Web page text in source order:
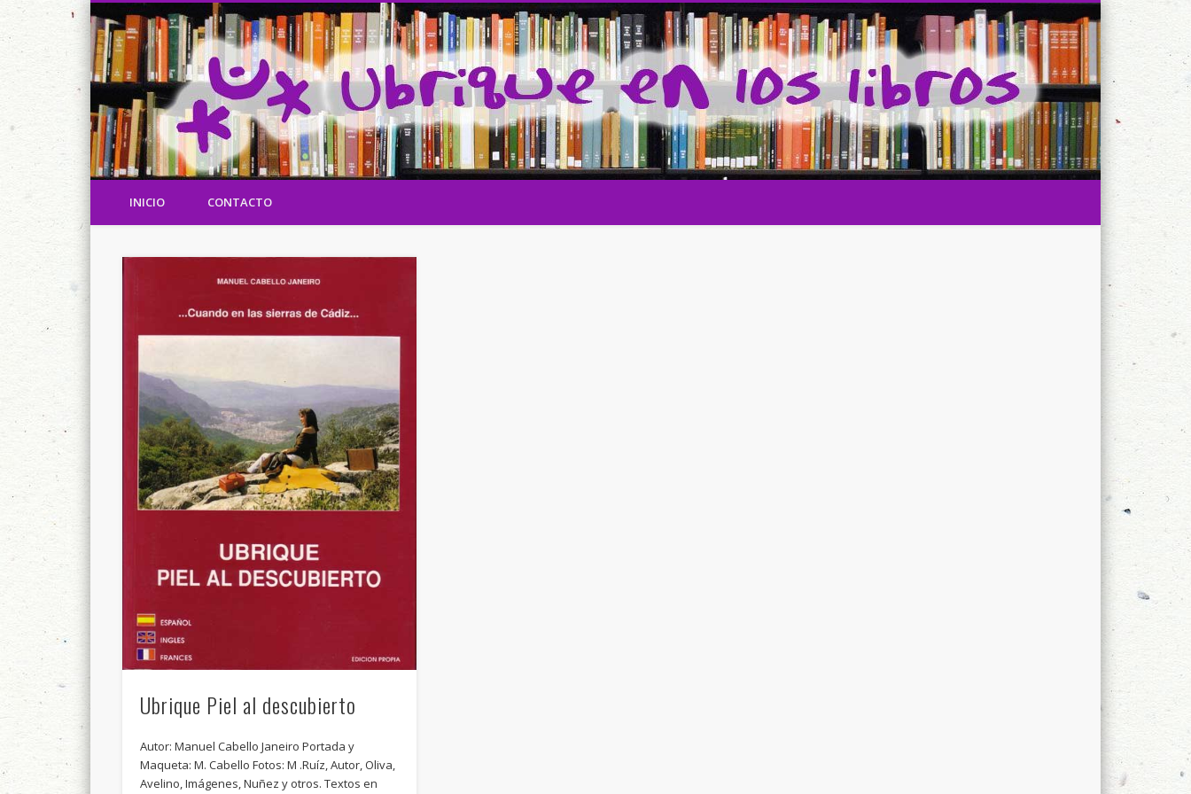
Ubrique en los libros
INICIO CONTACTO
Ubrique Piel al descubierto
Autor: Manuel Cabello Janeiro Portada y
Maqueta: M. Cabello Fotos: M .Ruíz, Autor, Oliva,
Avelino, Imágenes, Nuñez y otros. Textos en